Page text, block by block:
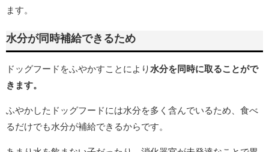
ます。
水分が同時補給できるため
ドッグフードをふやかすことにより 水分を同時に取ることがで
きます。
ふやかしたドッグフードには水分を多く含んでいるため、食べ
るだけでも水分が補給できるからです。